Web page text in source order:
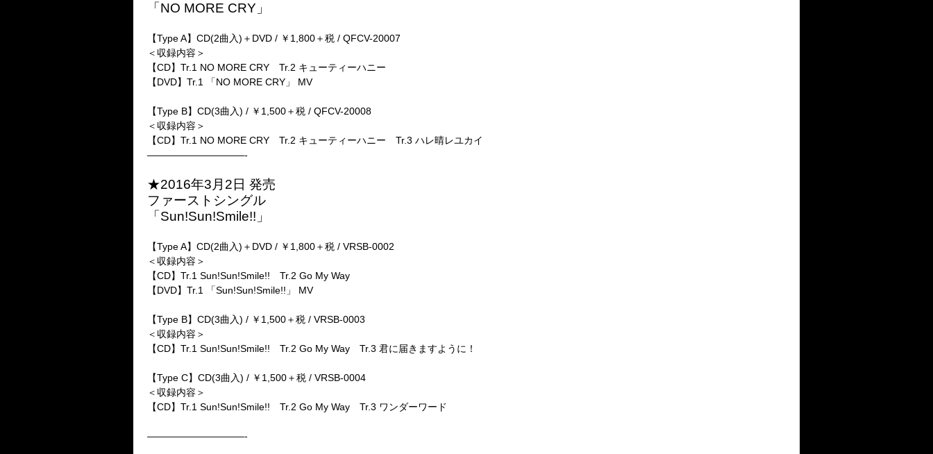
「NO MORE CRY」
【Type A】CD(2曲入)＋DVD / ￥1,800＋税 / QFCV-20007
＜収録内容＞
【CD】Tr.1 NO MORE CRY Tr.2 キューティーハニー
【DVD】Tr.1 「NO MORE CRY」 MV
【Type B】CD(3曲入) / ￥1,500＋税 / QFCV-20008
＜収録内容＞
【CD】Tr.1 NO MORE CRY Tr.2 キューティーハニー Tr.3 ハレ晴レユカイ
——————————-
★2016年3月2日 発売
ファーストシングル
「Sun!Sun!Smile!!」
【Type A】CD(2曲入)＋DVD / ￥1,800＋税 / VRSB-0002
＜収録内容＞
【CD】Tr.1 Sun!Sun!Smile!! Tr.2 Go My Way
【DVD】Tr.1 「Sun!Sun!Smile!!」 MV
【Type B】CD(3曲入) / ￥1,500＋税 / VRSB-0003
＜収録内容＞
【CD】Tr.1 Sun!Sun!Smile!! Tr.2 Go My Way Tr.3 君に届きますように！
【Type C】CD(3曲入) / ￥1,500＋税 / VRSB-0004
＜収録内容＞
【CD】Tr.1 Sun!Sun!Smile!! Tr.2 Go My Way Tr.3 ワンダーワード
——————————-